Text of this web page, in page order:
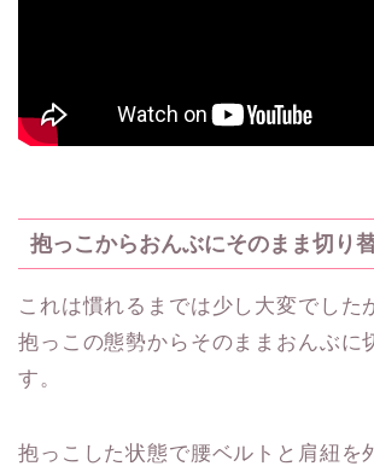
抱っこからおんぶにそのまま切り
これは慣れるまでは少し大変でした
抱っこの態勢からそのままおんぶに
す。
抱っこした状態で腰ベルトと肩紐を